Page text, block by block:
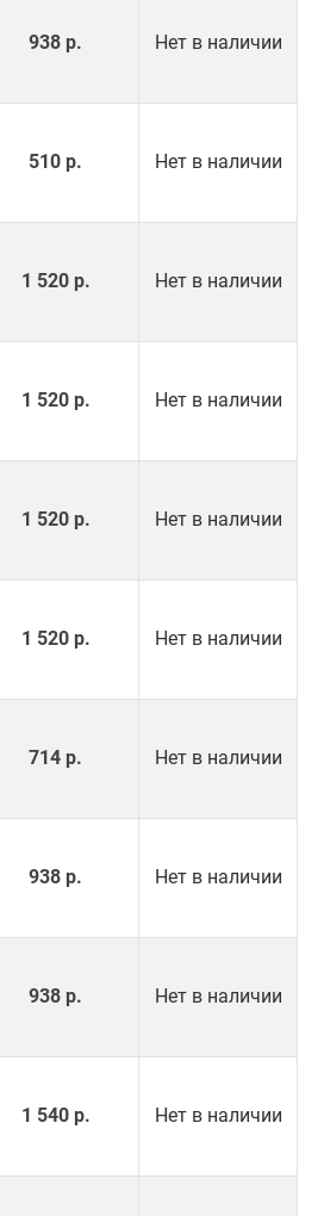
938 р. Нет в наличии
510 р. Нет в наличии
1 520 р. Нет в наличии
1 520 р. Нет в наличии
1 520 р. Нет в наличии
1 520 р. Нет в наличии
714 р. Нет в наличии
938 р. Нет в наличии
938 р. Нет в наличии
1 540 р. Нет в наличии